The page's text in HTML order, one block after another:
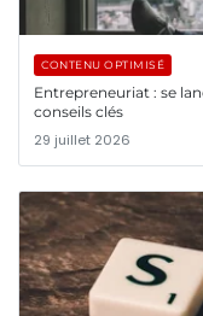
CONTENU OPTIMISÉ
Entrepreneuriat : se
conseils clés
29 juillet 2026